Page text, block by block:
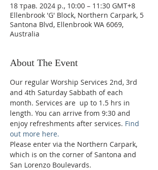
18 трав. 2024 р., 10:00 – 11:30 GMT+8
Ellenbrook 'G' Block, Northern Carpark, 5
Santona Blvd, Ellenbrook WA 6069,
Australia
About The Event
Our regular Worship Services 2nd, 3rd
and 4th Saturday Sabbath of each
month. Services are  up to 1.5 hrs in
length. You can arrive from 9:30 and
enjoy refreshments after services. Find
out more here.
Please enter via the Northern Carpark,
which is on the corner of Santona and
San Lorenzo Boulevards.